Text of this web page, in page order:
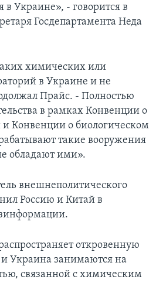
Украине», - говорится в
Госдепартамента Неда
химических или
в Украине и не
Прайс. - Полностью
в рамках Конвенции о
Конвенции о биологическом
такие вооружения
обладают ими».
внешнеполитического
Россию и Китай в
откровенную
Украина занимаются на
связанной с химическим